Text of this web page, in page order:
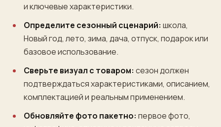
и ключевые характеристики.
Определите сезонный сценарий: школа,
Новый год, лето, зима, дача, отпуск, подарок или
базовое использование.
Сверьте визуал с товаром: сезон должен
подтверждаться характеристиками, описанием,
комплектацией и реальным применением.
Обновляйте фото пакетно: первое фото,